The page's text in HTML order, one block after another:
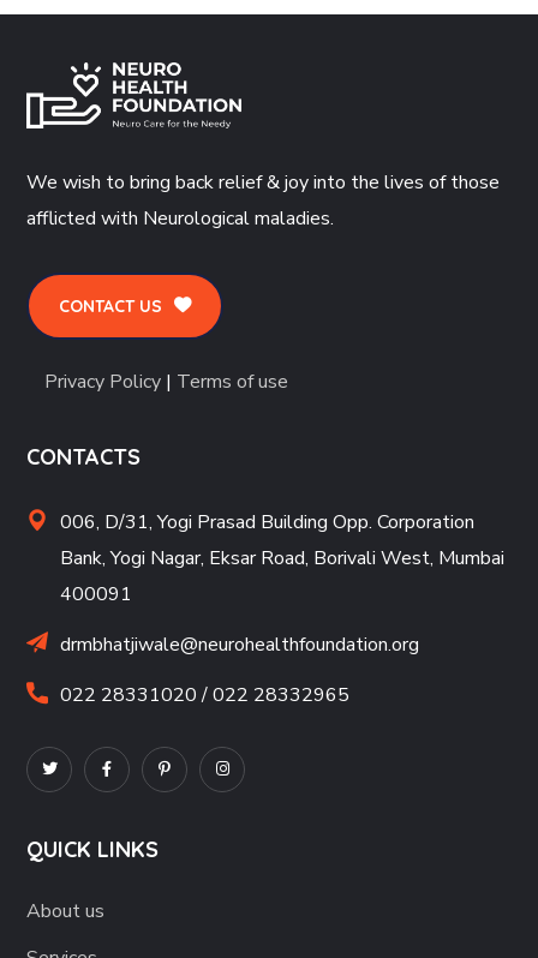
We wish to bring back relief & joy into the lives of those
afflicted with Neurological maladies.
CONTACT US
Privacy Policy | Terms of use
CONTACTS
006, D/31, Yogi Prasad Building Opp. Corporation
Bank, Yogi Nagar, Eksar Road, Borivali West, Mumbai
400091
drmbhatjiwale@neurohealthfoundation.org
022 28331020 / 022 28332965
QUICK LINKS
About us